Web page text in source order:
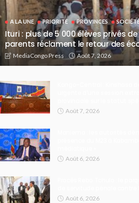
A LA UNE PRIORITE PROVINCES
Ituri : plus de 5 000 élèves privés
parents réclament le retour des
MediaCongo Press Août 7, 2026
Août 7, 2026
Août 6, 2026
Août 6, 2026